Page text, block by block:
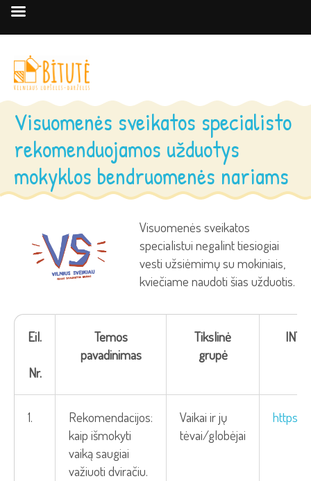
Visuomenės sveikatos specialisto
rekomenduojamos užduotys
mokyklos bendruomenės nariams
Visuomenės sveikatos
specialistui negalint tiesiogiai
vesti užsiėmimų su mokiniais,
kviečiame naudoti šias užduotis.
Eil.
Nr.
Temos
pavadinimas
Tikslinė
grupė
1.
Rekomendacijos:
kaip išmokyti
vaiką saugiai
važiuoti dviračiu.
Vaikai ir jų
tėvai/globėjai